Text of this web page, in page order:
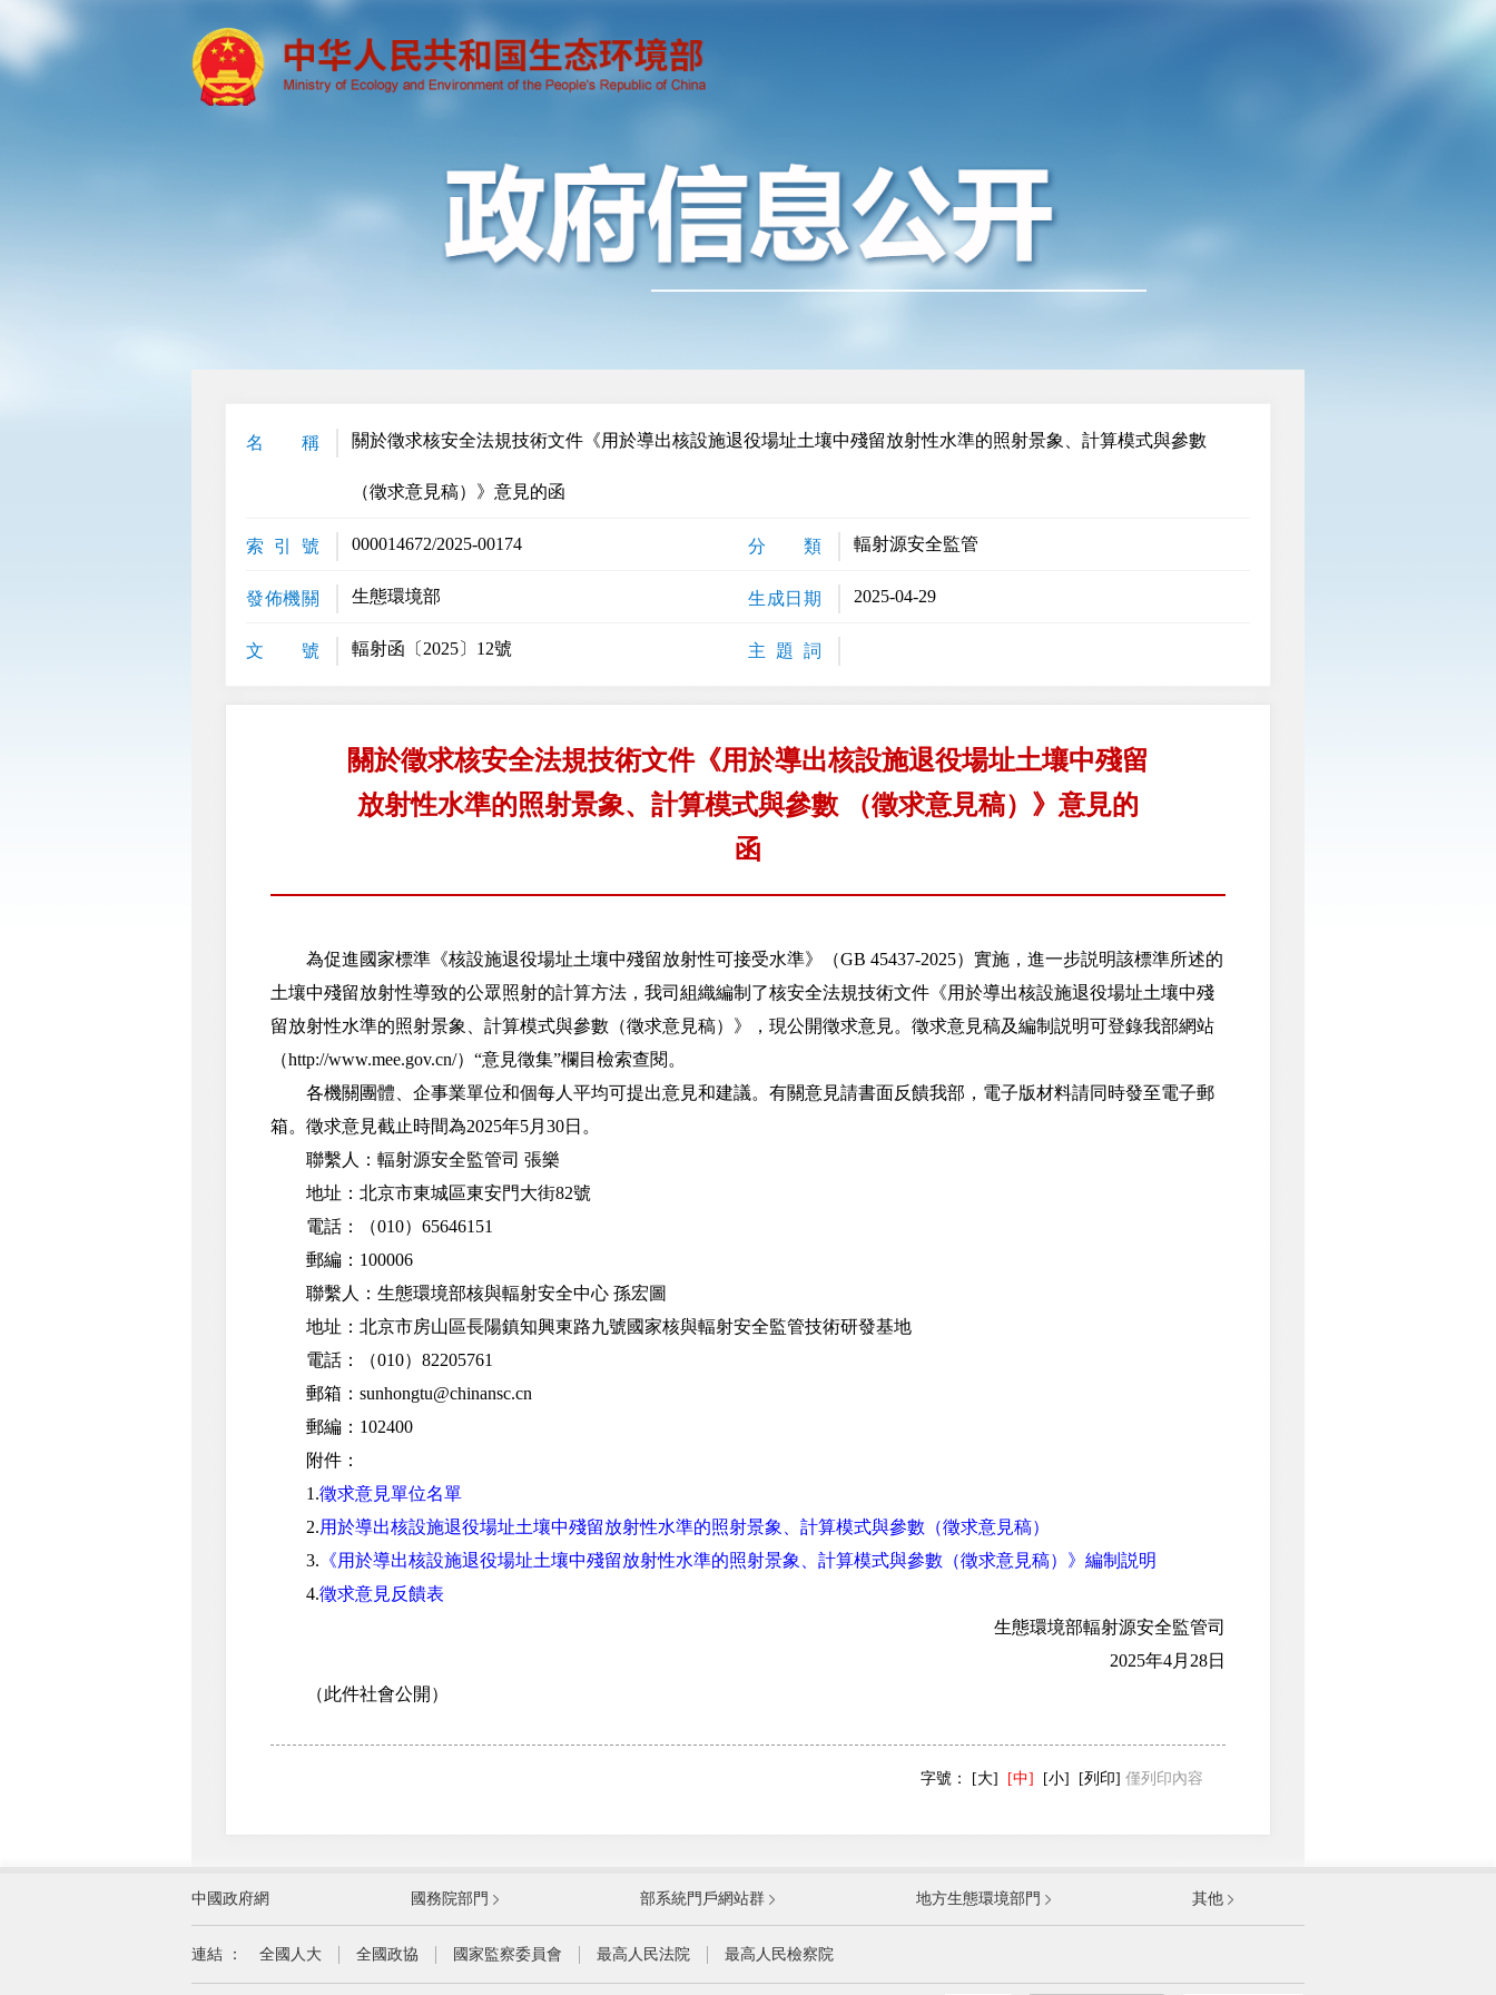
名 稱 關於徵求核安全法規技術文件《用於導出核設施退役場址土壤中殘留放射性水準的照射景象、計算模式與參數
（徵求意見稿）》意見的函
索 引 號 000014672/2025-00174 分 類 輻射源安全監管
發佈機關 生態環境部 生成日期 2025-04-29
文 號 輻射函〔2025〕12號 主 題 詞
關於徵求核安全法規技術文件《用於導出核設施退役場址土壤中殘留
放射性水準的照射景象、計算模式與參數 （徵求意見稿）》意見的
函
為促進國家標準《核設施退役場址土壤中殘留放射性可接受水準》（GB 45437-2025）實施，進一步説明該標準所述的
土壤中殘留放射性導致的公眾照射的計算方法，我司組織編制了核安全法規技術文件《用於導出核設施退役場址土壤中殘
留放射性水準的照射景象、計算模式與參數（徵求意見稿）》，現公開徵求意見。徵求意見稿及編制説明可登錄我部網站
（http://www.mee.gov.cn/）“意見徵集”欄目檢索查閱。
各機關團體、企事業單位和個每人平均可提出意見和建議。有關意見請書面反饋我部，電子版材料請同時發至電子郵
箱。徵求意見截止時間為2025年5月30日。
聯繫人：輻射源安全監管司 張樂
地址：北京市東城區東安門大街82號
電話：（010）65646151
郵編：100006
聯繫人：生態環境部核與輻射安全中心 孫宏圖
地址：北京市房山區長陽鎮知興東路九號國家核與輻射安全監管技術研發基地
電話：（010）82205761
郵箱：sunhongtu@chinansc.cn
郵編：102400
附件：
1.徵求意見單位名單
2.用於導出核設施退役場址土壤中殘留放射性水準的照射景象、計算模式與參數（徵求意見稿）
3. 《用於導出核設施退役場址土壤中殘留放射性水準的照射景象、計算模式與參數（徵求意見稿）》編制説明
4.徵求意見反饋表
生態環境部輻射源安全監管司
2025年4月28日
（此件社會公開）
字號： [大] [中] [小] [列印] 僅列印內容
外交部 國防部
國家發展和改革委員會
國家民族事務委員會
公安部
司法部
財政部 人力資源和社會保障部
中國政府網 國務院部門 部系統門戶網站群 地方生態環境部門 其他
連結 ： 全國人大 全國政協 國家監察委員會 最高人民法院 最高人民檢察院